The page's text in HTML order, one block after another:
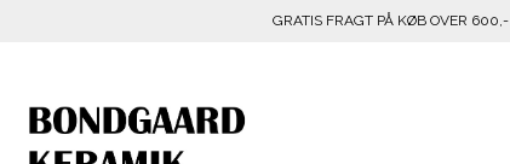
GRATIS FRAGT PÅ KØB OVER 600,-